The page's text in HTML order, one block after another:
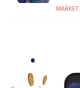
MARKET